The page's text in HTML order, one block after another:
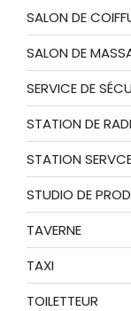
SALON DE
SALON DE
SERVICE DE
STATION DE
STATION
STUDIO DE
TAVERNE
TAXI
TOILETTEUR